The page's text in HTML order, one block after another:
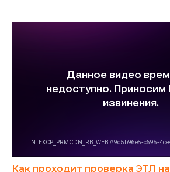
Как проходит проверка ЭТЛ на